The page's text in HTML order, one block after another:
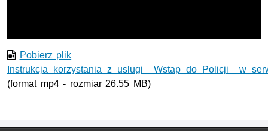
Pobierz plik
(format mp4 - rozmiar 26.55 MB)